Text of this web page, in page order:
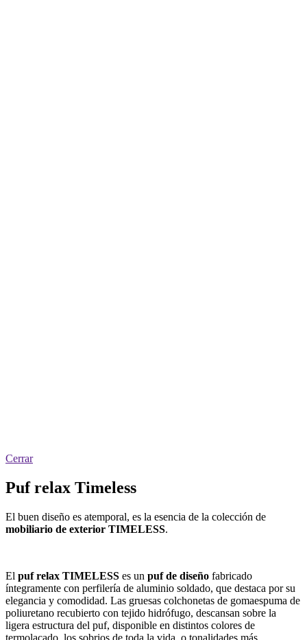
Cerrar
Puf relax Timeless
El buen diseño es atemporal, es la esencia de la colección de
mobiliario de exterior TIMELESS.
El puf relax TIMELESS es un puf de diseño fabricado
íntegramente con perfilería de aluminio soldado, que destaca por su
elegancia y comodidad. Las gruesas colchonetas de gomaespuma de
poliuretano recubierto con tejido hidrófugo, descansan sobre la
ligera estructura del puf, disponible en distintos colores de
termolacado, los sobrios de toda la vida, o tonalidades más